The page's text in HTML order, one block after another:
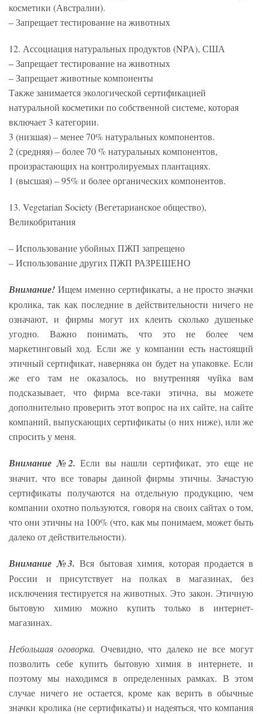
косметики (Австралии).
– Запрещает тестирование на животных
12. Ассоциация натуральных продуктов (NPA), США
– Запрещает тестирование на животных
– Запрещает животные компоненты
Также занимается экологической сертификацией
натуральной косметики по собственной системе, которая
включает 3 категории.
3 (низшая) – менее 70% натуральных компонентов.
2 (средняя) – более 70 % натуральных компонентов,
произрастающих на контролируемых плантациях.
1 (высшая) – 95% и более органических компонентов.
13. Vegetarian Society (Вегетарианское общество),
Великобритания
– Использование убойных ПЖП запрещено
– Использование других ПЖП РАЗРЕШЕНО
Внимание! Ищем именно сертификаты, а не просто значки
кролика, так как последние в действительности ничего не
означают, и фирмы могут их клеить сколько душеньке
угодно. Важно понимать, что это не более чем
маркетинговый ход. Если же у компании есть настоящий
этичный сертификат, наверняка он будет на упаковке. Если
же его там не оказалось, но внутренняя чуйка вам
подсказывает, что фирма все-таки этична, вы можете
дополнительно проверить этот вопрос на их сайте, на сайте
компаний, выпускающих сертификаты (о них ниже), или же
спросить у меня.
Внимание №2.Если вы нашли сертификат, это еще не
значит, что все товары данной фирмы этичны. Зачастую
сертификаты получаются на отдельную продукцию, чем
компании охотно пользуются, говоря на своих сайтах о том,
что они этичны на 100% (что, как мы понимаем, может быть
далеко от действительности).
Внимание №3. Вся бытовая химия, которая продается в
России и присутствует на полках в магазинах, без
исключения тестируется на животных. Это закон. Этичную
бытовую химию можно купить только в интернет-
магазинах.
Небольшая оговорка. Очевидно, что далеко не все могут
позволить себе купить бытовую химия в интернете, и
поэтому мы находимся в определенных рамках. В этом
случае ничего не остается, кроме как верить в обычные
значки кролика (не сертификаты) и надеяться, что компания